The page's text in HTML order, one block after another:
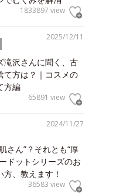
1833897 view
2025/12/11
滝沢さんに聞く、古
て方は？｜コスメの
方編
65891 view
2024/11/27
さん”？それとも“厚
ドットシリーズのお
、教えます！
36583 view